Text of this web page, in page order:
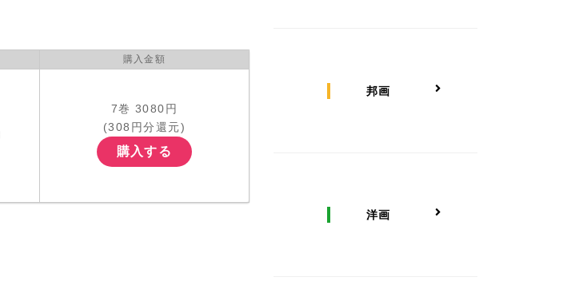
購入金額
7巻 3080円
(308円分還元)
購入する
邦画
洋画